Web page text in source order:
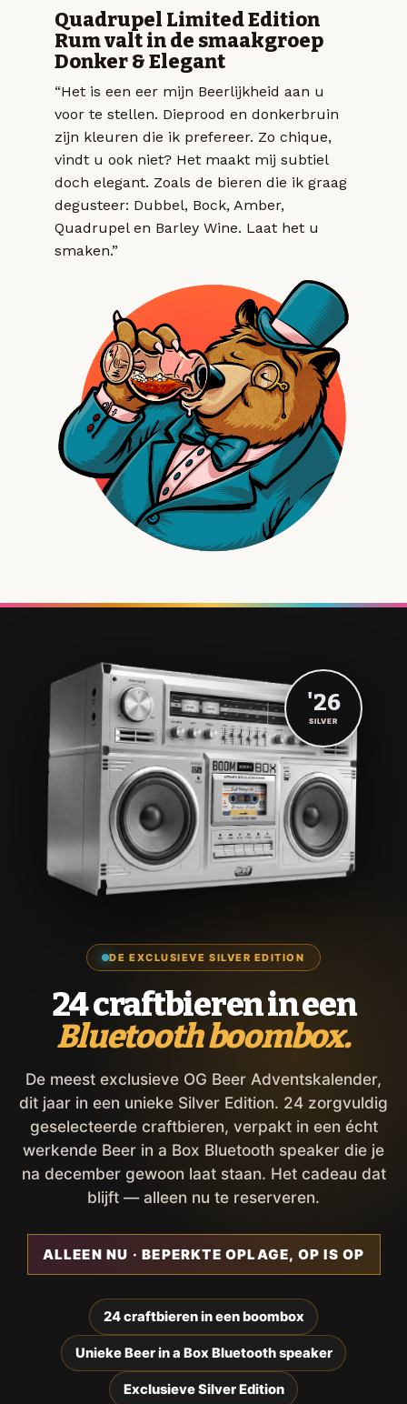
Quadrupel Limited Edition
Rum valt in de smaakgroep
Donker & Elegant
“Het is een eer mijn Beerlijkheid aan u
voor te stellen. Dieprood en donkerbruin
zijn kleuren die ik prefereer. Zo chique,
vindt u ook niet? Het maakt mij subtiel
doch elegant. Zoals de bieren die ik graag
degusteer: Dubbel, Bock, Amber,
Quadrupel en Barley Wine. Laat het u
smaken.”
DE EXCLUSIEVE SILVER EDITION
24 craftbieren in een
Bluetooth boombox.
De meest exclusieve OG Beer Adventskalender,
dit jaar in een unieke Silver Edition. 24 zorgvuldig
geselecteerde craftbieren, verpakt in een écht
werkende Beer in a Box Bluetooth speaker die je
na december gewoon laat staan. Het cadeau dat
blijft — alleen nu te reserveren.
ALLEEN NU · BEPERKTE OPLAGE, OP IS OP
24 craftbieren in een boombox
Unieke Beer in a Box Bluetooth speaker
Exclusieve Silver Edition
'26
SILVER